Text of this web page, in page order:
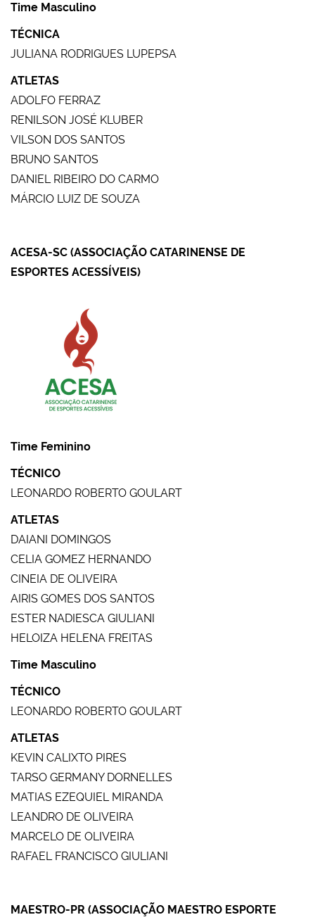
Time Masculino
TÉCNICA
JULIANA RODRIGUES LUPEPSA
ATLETAS
ADOLFO FERRAZ
RENILSON JOSÉ KLUBER
VILSON DOS SANTOS
BRUNO SANTOS
DANIEL RIBEIRO DO CARMO
MÁRCIO LUIZ DE SOUZA
ACESA-SC (ASSOCIAÇÃO CATARINENSE DE
ESPORTES ACESSÍVEIS)
Time Feminino
TÉCNICO
LEONARDO ROBERTO GOULART
ATLETAS
DAIANI DOMINGOS
CELIA GOMEZ HERNANDO
CINEIA DE OLIVEIRA
AIRIS GOMES DOS SANTOS
ESTER NADIESCA GIULIANI
HELOIZA HELENA FREITAS
Time Masculino
TÉCNICO
LEONARDO ROBERTO GOULART
ATLETAS
KEVIN CALIXTO PIRES
TARSO GERMANY DORNELLES
MATIAS EZEQUIEL MIRANDA
LEANDRO DE OLIVEIRA
MARCELO DE OLIVEIRA
RAFAEL FRANCISCO GIULIANI
MAESTRO-PR (ASSOCIAÇÃO MAESTRO ESPORTE